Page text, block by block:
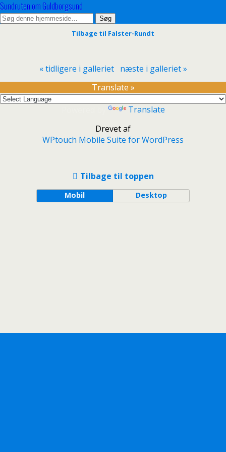
Sundruten om Guldborgsund
Tilbage til Falster-Rundt
« tidligere i galleriet
næste i galleriet »
Translate »
Translate
Drevet af
WPtouch Mobile Suite for WordPress
Tilbage til toppen
Mobil Desktop